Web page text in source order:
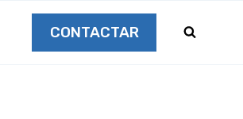
CONTACTAR